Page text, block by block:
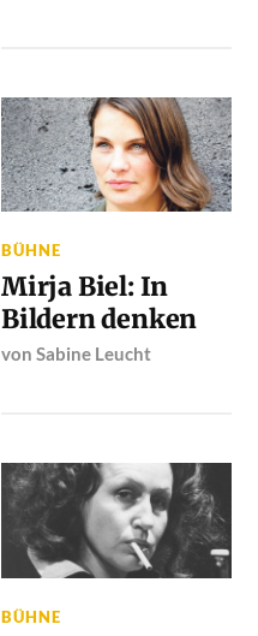
BÜHNE
Mirja Biel: In
Bildern denken
vonSabine Leucht
BÜHNE